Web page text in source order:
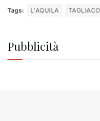
Tags: L'AQUILA
Pubblicità